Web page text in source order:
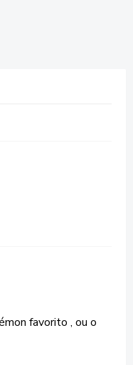
favorito , ou o